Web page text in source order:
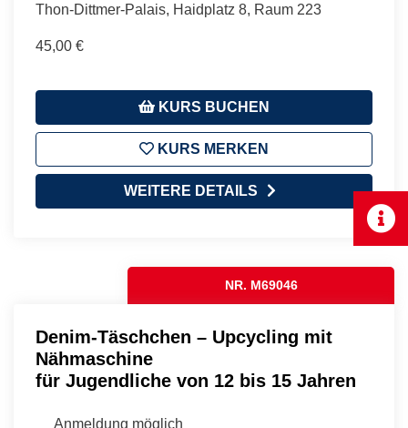
Thon-Dittmer-Palais, Haidplatz 8, Raum 223
45,00 €
KURS BUCHEN
KURS MERKEN
WEITERE DETAILS
NR. M69046
Denim-Täschchen – Upcycling mit
Nähmaschine
für Jugendliche von 12 bis 15 Jahren
Anmeldung möglich